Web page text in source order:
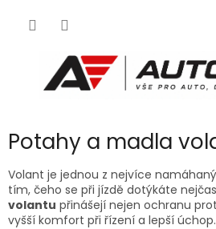
Potahy a madla
Volant je jednou z nejvíce
tím, čeho se při jízdě dotýkáte
volantu přinášejí nejen ochranu
vyšší komfort při řízení a lepší úchop.